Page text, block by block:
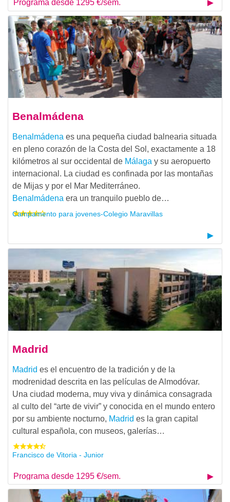
Programa desde 1295 €/sem.
Benalmádena
Benalmádena es una pequeña ciudad balnearia situada
en pleno corazón de la Costa del Sol, exactamente a 18
kilómetros al sur occidental de Málaga y su aeropuerto
internacional. La ciudad es confinada por las montañas
de Mijas y por el Mar Mediterráneo.
Benalmádena era un tranquilo pueblo de…
Campamento para jovenes-Colegio Maravillas
Madrid
Madrid es el encuentro de la tradición y de la
modrenidad descrita en las películas de Almodóvar.
Una ciudad moderna, muy viva y dinámica consagrada
al culto del “arte de vivir” y conocida en el mundo entero
por su ambiente nocturno, Madrid es la gran capital
cultural española, con museos, galerías…
Francisco de Vitoria - Junior
Programa desde 1295 €/sem.